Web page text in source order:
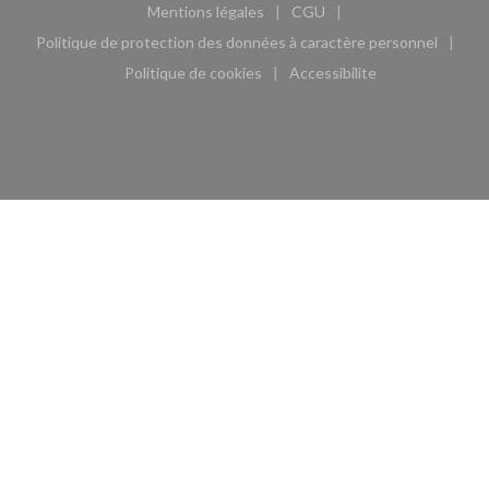
Mentions légales
((ouvre une nouvelle fenêtre))
CGU
((ouvre une nouvelle
Politique de protection des données à caractère personnel
((ouvre une nouvelle fenêtre))
Politique de cookies
((ouvre une nouvelle fenêtre))
Accessibilite